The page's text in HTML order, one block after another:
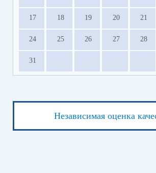
17 18 19 20 21
24 25 26 27 28
31
Независимая оценка